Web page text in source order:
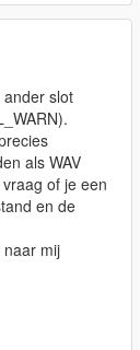
slot
als WAV
of je een
en de
naar mij